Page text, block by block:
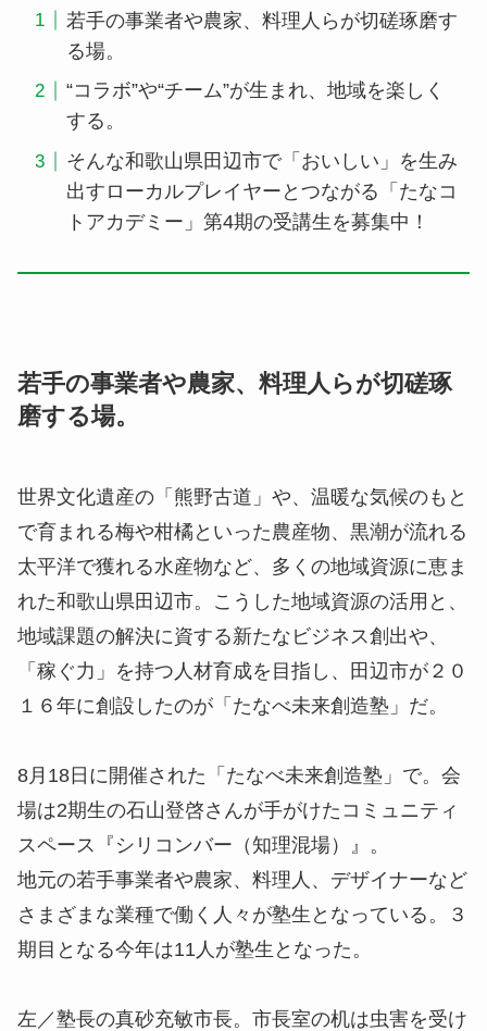
若手の事業者や農家、料理人らが切磋琢磨す
る場。
“コラボ”や“チーム”が生まれ、地域を楽しく
する。
そんな和歌山県田辺市で「おいしい」を生み
出すローカルプレイヤーとつながる「たなコ
トアカデミー」第4期の受講生を募集中！
若手の事業者や農家、料理人らが切磋琢
磨する場。
世界文化遺産の「熊野古道」や、温暖な気候のもと
で育まれる梅や柑橘といった農産物、黒潮が流れる
太平洋で獲れる水産物など、多くの地域資源に恵ま
れた和歌山県田辺市。こうした地域資源の活用と、
地域課題の解決に資する新たなビジネス創出や、
「稼ぐ力」を持つ人材育成を目指し、田辺市が２０
１６年に創設したのが「たなべ未来創造塾」だ。
8月18日に開催された「たなべ未来創造塾」で。会
場は2期生の石山登啓さんが手がけたコミュニティ
スペース『シリコンバー（知理混場）』。
地元の若手事業者や農家、料理人、デザイナーなど
さまざまな業種で働く人々が塾生となっている。３
期目となる今年は11人が塾生となった。
左／塾長の真砂充敏市長。市長室の机は虫害を受け